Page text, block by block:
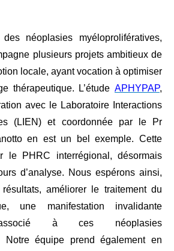
néoplasies myéloprolifératives,
plusieurs projets ambitieux de
locale, ayant vocation à optimiser
thérapeutique. L’étude APHYPAP,
avec le Laboratoire Interactions
(LIEN) et coordonnée par le Pr
en est un bel exemple. Cette
le PHRC interrégional, désormais
d’analyse. Nous espérons ainsi,
améliorer le traitement du
une manifestation invalidante
associé à ces néoplasies
Notre équipe prend également en